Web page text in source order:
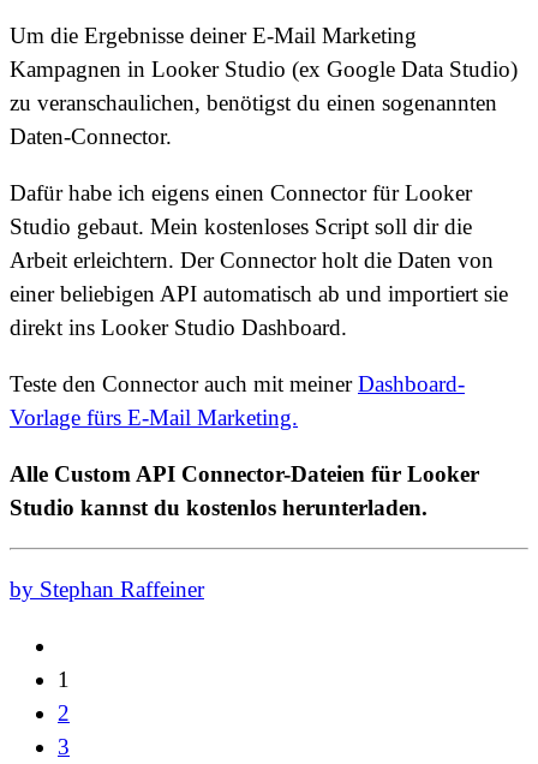
Um die Ergebnisse deiner E-Mail Marketing
Kampagnen in Looker Studio (ex Google Data Studio)
zu veranschaulichen, benötigst du einen sogenannten
Daten-Connector.
Dafür habe ich eigens einen Connector für Looker
Studio gebaut. Mein kostenloses Script soll dir die
Arbeit erleichtern. Der Connector holt die Daten von
einer beliebigen API automatisch ab und importiert sie
direkt ins Looker Studio Dashboard.
Teste den Connector auch mit meinerDashboard-
Vorlage fürs E-Mail Marketing.
Alle Custom API Connector-Dateien für Looker
Studio kannst du kostenlos herunterladen.
by Stephan Raffeiner
1
2
3